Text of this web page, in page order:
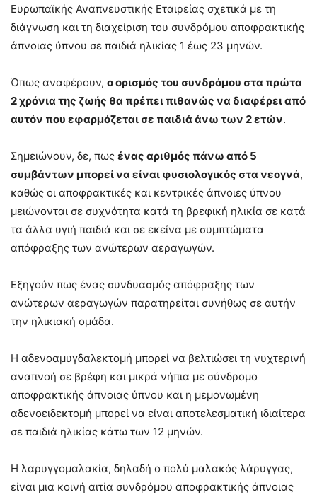
Ευρωπαϊκής Αναπνευστικής Εταιρείας σχετικά με τη
διάγνωση και τη διαχείριση του συνδρόμου αποφρακτικής
άπνοιας ύπνου σε παιδιά ηλικίας 1 έως 23 μηνών.
Όπως αναφέρουν, ο ορισμός του συνδρόμου στα πρώτα
2 χρόνια της ζωής θα πρέπει πιθανώς να διαφέρει από
αυτόν που εφαρμόζεται σε παιδιά άνω των 2 ετών.
Σημειώνουν, δε, πως ένας αριθμός πάνω από 5
συμβάντων μπορεί να είναι φυσιολογικός στα νεογνά,
καθώς οι αποφρακτικές και κεντρικές άπνοιες ύπνου
μειώνονται σε συχνότητα κατά τη βρεφική ηλικία σε κατά
τα άλλα υγιή παιδιά και σε εκείνα με συμπτώματα
απόφραξης των ανώτερων αεραγωγών.
Εξηγούν πως ένας συνδυασμός απόφραξης των
ανώτερων αεραγωγών παρατηρείται συνήθως σε αυτήν
την ηλικιακή ομάδα.
Η αδενοαμυγδαλεκτομή μπορεί να βελτιώσει τη νυχτερινή
αναπνοή σε βρέφη και μικρά νήπια με σύνδρομο
αποφρακτικής άπνοιας ύπνου και η μεμονωμένη
αδενοειδεκτομή μπορεί να είναι αποτελεσματική ιδιαίτερα
σε παιδιά ηλικίας κάτω των 12 μηνών.
Η λαρυγγομαλακία, δηλαδή ο πολύ μαλακός λάρυγγας,
είναι μια κοινή αιτία συνδρόμου αποφρακτικής άπνοιας